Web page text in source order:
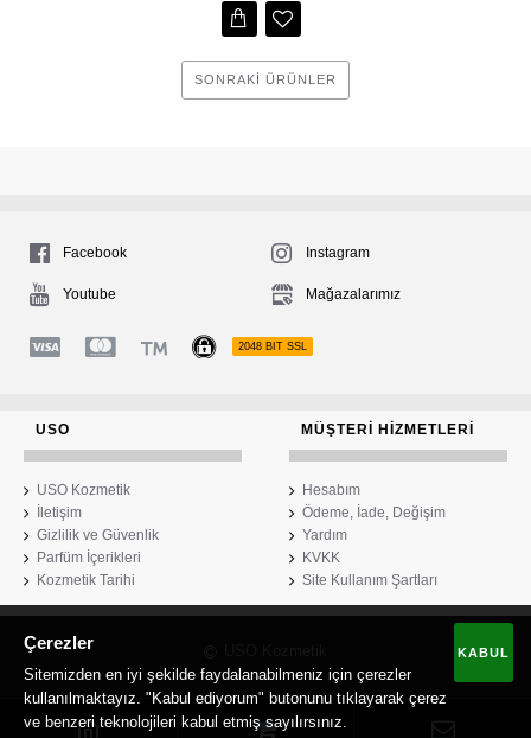
SONRAKI ÜRÜNLER
Facebook Instagram
Youtube Mağazalarımız
2048 BIT SSL
USO
USO Kozmetik
İletişim
Gizlilik ve Güvenlik
Parfüm İçerikleri
Kozmetik Tarihi
MÜŞTERI HIZMETLERI
Hesabım
Ödeme, İade, Değişim
Yardım
KVKK
Site Kullanım Şartları
KABUL
Çerezler
Sitemizden en iyi şekilde faydalanabilmeniz için çerezler
kullanılmaktayız. "Kabul ediyorum" butonunu tıklayarak çerez
ve benzeri teknolojileri kabul etmiş sayılırsınız.